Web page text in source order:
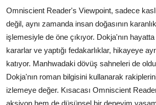
Omniscient Reader's Viewpoint, sadece
değil, aynı zamanda insan doğasının
işlemesiyle de öne çıkıyor. Dokja'nın
kararlar ve yaptığı fedakarlıklar, hikayeye
katıyor. Manhwadaki dövüş sahneleri de
Dokja'nın roman bilgisini kullanarak
izlemeye değer. Kısacası Omniscient
aksiyon hem de düşünsel bir deneyim